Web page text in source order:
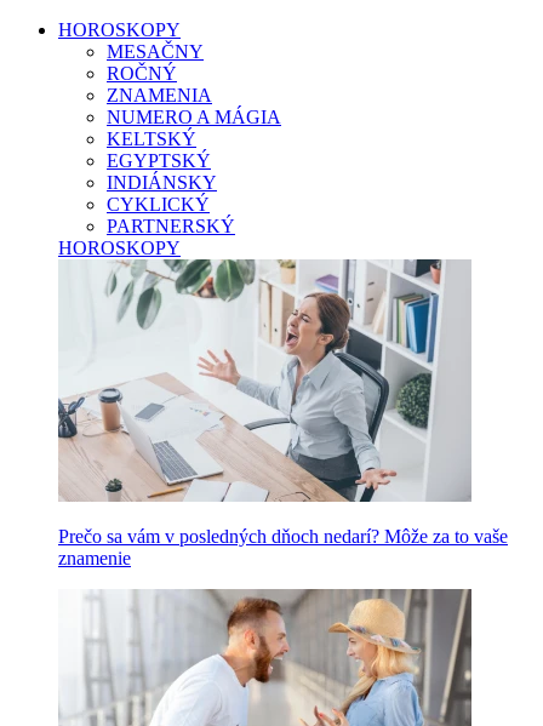
HOROSKOPY
MESAČNY
ROČNÝ
ZNAMENIA
NUMERO A MÁGIA
KELTSKÝ
EGYPTSKÝ
INDIÁNSKY
CYKLICKÝ
PARTNERSKÝ
HOROSKOPY
Prečo sa vám v posledných dňoch nedarí? Môže za to vaše
znamenie